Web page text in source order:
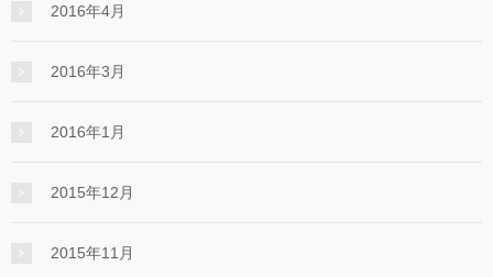
2016年4月
2016年3月
2016年1月
2015年12月
2015年11月